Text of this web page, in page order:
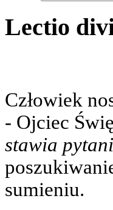
Lectio
Człowiek
- Ojciec
stawia
sumieniu.